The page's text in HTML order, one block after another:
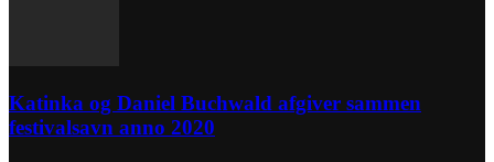
Katinka og Daniel Buchwald afgiver sammen
festivalsavn anno 2020